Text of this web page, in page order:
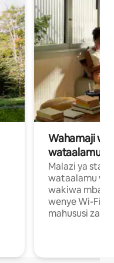
Wahamaji
wataalamu
Malazi ya
wataalamu
wakiwa mbali
wenye Wi-Fi
mahususi za